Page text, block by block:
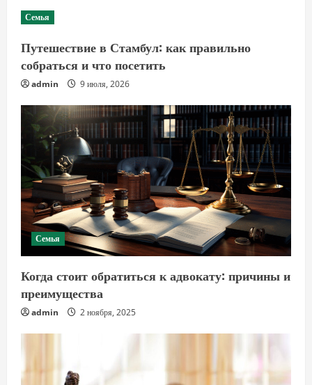
Семья
Путешествие в Стамбул: как правильно
собраться и что посетить
admin 9 июля, 2026
Семья
Когда стоит обратиться к адвокату: причины и
преимущества
admin 2 ноября, 2025